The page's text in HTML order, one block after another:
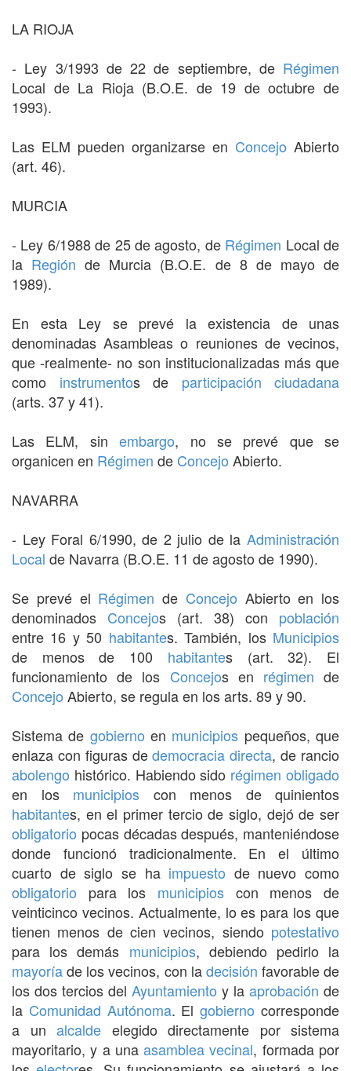
LA RIOJA
- Ley 3/1993 de 22 de septiembre, de Régimen
Local de La Rioja (B.O.E. de 19 de octubre de
1993).
Las ELM pueden organizarse en Concejo Abierto
(art. 46).
MURCIA
- Ley 6/1988 de 25 de agosto, de Régimen Local de
la Región de Murcia (B.O.E. de 8 de mayo de
1989).
En esta Ley se prevé la existencia de unas
denominadas Asambleas o reuniones de vecinos,
que -realmente- no son institucionalizadas más que
como instrumentos de participación ciudadana
(arts. 37 y 41).
Las ELM, sinembargo, no se prevé que se
organicen en Régimen de Concejo Abierto.
NAVARRA
- Ley Foral 6/1990, de 2 julio de la Administración
Local de Navarra (B.O.E. 11 de agosto de 1990).
Se prevé el Régimen de Concejo Abierto en los
denominados Concejos (art. 38) con población
entre 16 y 50 habitantes. También, los Municipios
de menos de 100 habitantes (art. 32). El
funcionamiento de los Concejos en régimen de
Concejo Abierto, se regula en los arts. 89 y 90.
Sistema de gobierno en municipios pequeños, que
enlaza con figuras dedemocracia directa, de rancio
abolengo histórico. Habiendo sido régimen obligado
en los municipios con menos de quinientos
habitantes, en el primer tercio de siglo, dejó de ser
obligatorio pocas décadas después, manteniéndose
donde funcionó tradicionalmente. En el último
cuarto de siglo se ha impuesto de nuevo como
obligatorio para los municipios con menos de
veinticinco vecinos. Actualmente, lo es para los que
tienen menos de cien vecinos, siendo potestativo
para los demás municipios, debiendo pedirlo la
mayoríade los vecinos, con ladecisión favorable de
los dos tercios del Ayuntamiento y la aprobación de
la Comunidad Autónoma. Elgobierno corresponde
a un alcalde elegido directamente por sistema
mayoritario, y a unaasamblea vecinal, formada por